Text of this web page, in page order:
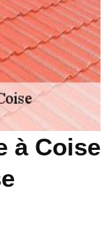
à Coise